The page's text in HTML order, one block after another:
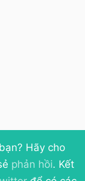
Hãy cho
phản hồi. Kết